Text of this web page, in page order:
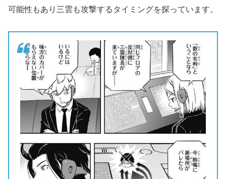
可能性もあり三雲も攻撃するタイミングを探っています。